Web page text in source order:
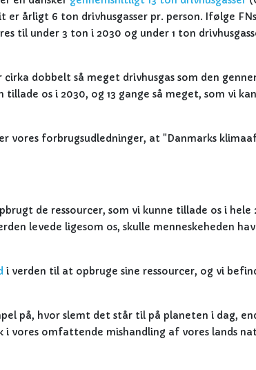
årligt 6 ton drivhusgasser pr. person. Ifølge
til under 3 ton i 2030 og under 1 ton
dobbelt så meget drivhusgas som den
os i 2030, og 13 gange så meget, som vi
vores forbrugsudledninger, at "Danmarks
de ressourcer, som vi kunne tillade os i hele
levede ligesom os, skulle menneskeheden
i verden til at opbruge sine ressourcer, og vi
på, hvor slemt det står til på planeten i dag,
vores omfattende mishandling af vores lands